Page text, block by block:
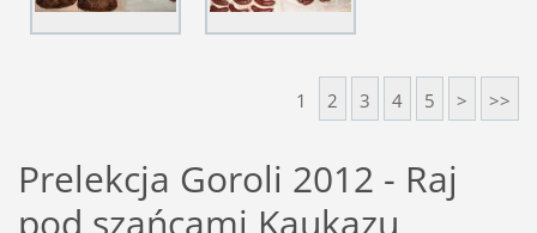
1 2 3 4 5 > >>
Prelekcja Goroli 2012 - Raj
pod szańcami Kaukazu